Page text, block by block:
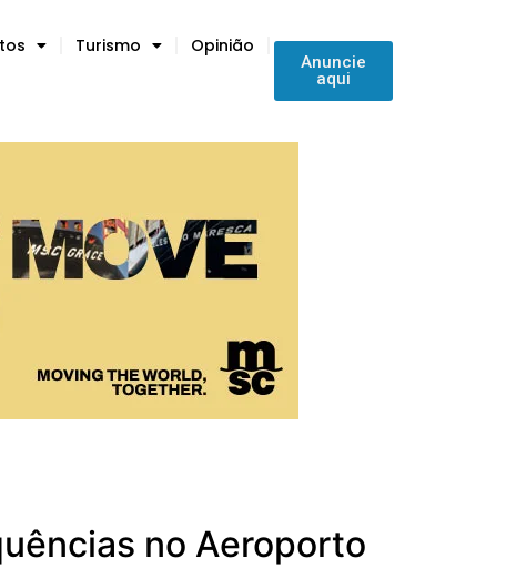
Turismo Opinião
Anuncie
aqui
no Aeroporto